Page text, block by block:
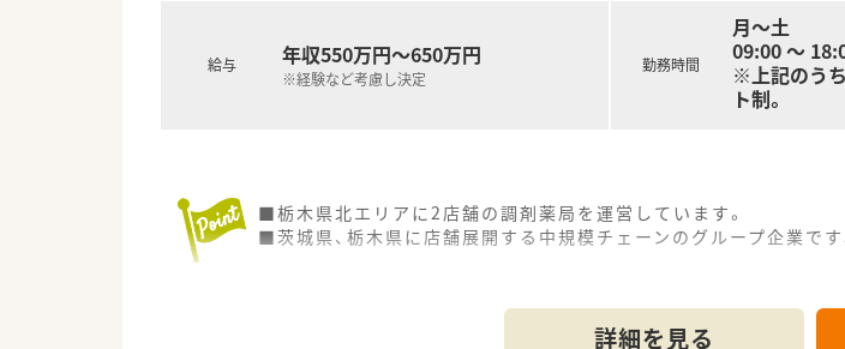
給与 年収550万円～650万円
※経験など考慮し決定
勤務時間
月～土
09:00 ～
※上記のうち
ト制。
■栃木県北エリアに2店舗の調剤薬局を運営しています。
■茨城県、栃木県に店舗展開する中規模チェーンのグループ企業です
詳細を見る